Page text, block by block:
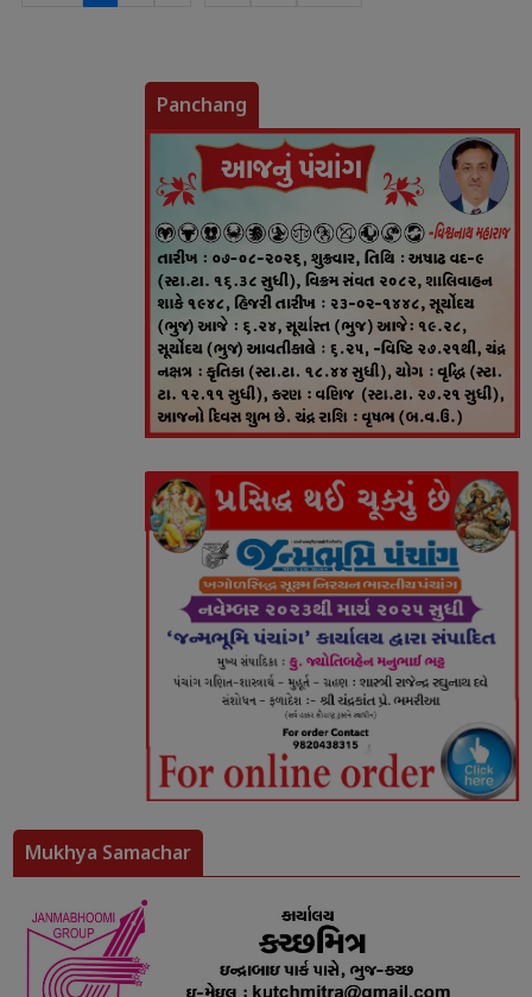
Panchang
Mukhya Samachar